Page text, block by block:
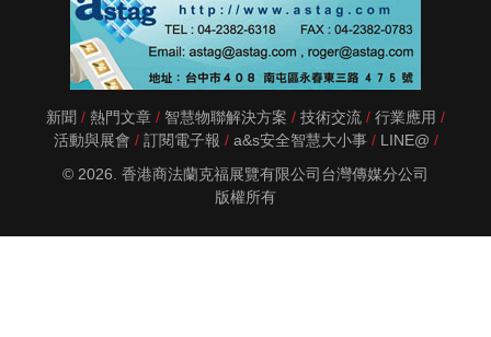
新聞 熱門文章 智慧物聯解決方案 技術交流
行業應用
活動與展會
訂閱電子報 a&s安全智慧大小事
LINE@
© 2026. 香港商法蘭克福展覽有限公司台灣傳媒分公司
版權所有